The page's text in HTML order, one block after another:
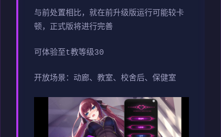
与前处置相比，就在前升级版运行可能较卡
顿，正式版将进行完善
可体验至t教等级30
开放场景：动廊、教室、校舍后、保健室